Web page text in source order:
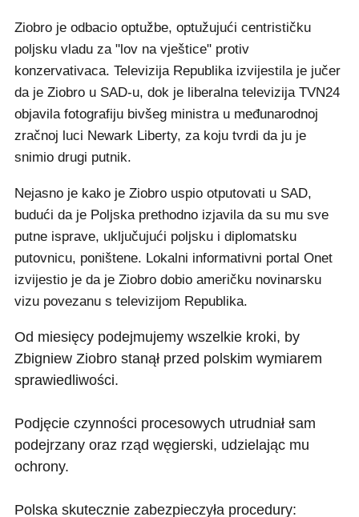
Ziobro je odbacio optužbe, optužujući centrističku
poljsku vladu za "lov na vještice" protiv
konzervativaca. Televizija Republika izvijestila je jučer
da je Ziobro u SAD-u, dok je liberalna televizija TVN24
objavila fotografiju bivšeg ministra u međunarodnoj
zračnoj luci Newark Liberty, za koju tvrdi da ju je
snimio drugi putnik.
Nejasno je kako je Ziobro uspio otputovati u SAD,
budući da je Poljska prethodno izjavila da su mu sve
putne isprave, uključujući poljsku i diplomatsku
putovnicu, poništene. Lokalni informativni portal Onet
izvijestio je da je Ziobro dobio američku novinarsku
vizu povezanu s televizijom Republika.
Od miesięcy podejmujemy wszelkie kroki, by
Zbigniew Ziobro stanął przed polskim wymiarem
sprawiedliwości.
Podjęcie czynności procesowych utrudniał sam
podejrzany oraz rząd węgierski, udzielając mu
ochrony.
Polska skutecznie zabezpieczyła procedury: